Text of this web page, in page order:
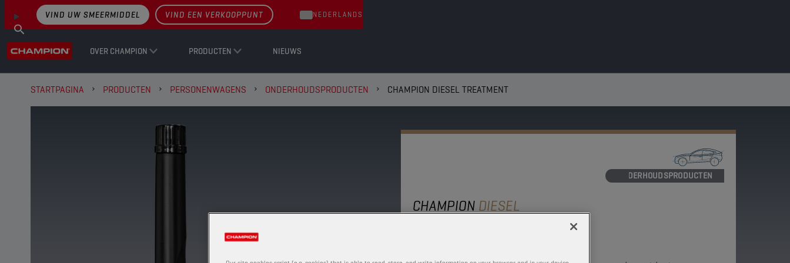
OVER CHAMPION PRODUCTEN NIEUWS
VIND UW SMEERMIDDEL VIND EEN VERKOOPPUNT NEDERLANDS
STARTPAGINA PRODUCTEN PERSONENWAGENS ONDERHOUDSPRODUCTEN CHAMPION DIESEL TREATMENT
ONDERHOUDSPRODUCTEN
CHAMPION DIESEL